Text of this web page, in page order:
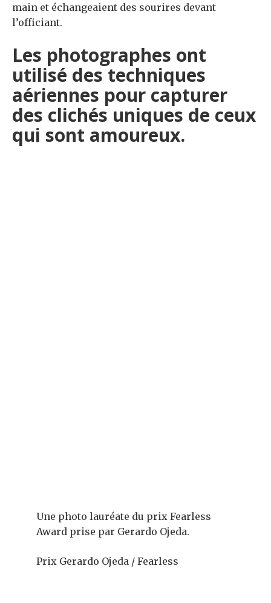
main et échangeaient des sourires devant
l’officiant.
Les photographes ont
utilisé des techniques
aériennes pour capturer
des clichés uniques de ceux
qui sont amoureux.
Une photo lauréate du prix Fearless
Award prise par Gerardo Ojeda.
Prix ​​Gerardo Ojeda / Fearless